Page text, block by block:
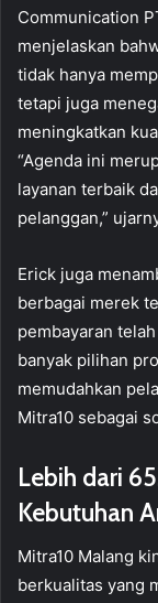
Communication
menjelaskan
tidak hanya
tetapi juga
meningkatkan
“Agenda ini
layanan terbaik
pelanggan,”
Erick juga
berbagai merek
pembayaran
banyak pilihan
memudahkan
Mitra10 sebagai
Lebih dari
Kebutuhan
Mitra10 Malang
berkualitas yang